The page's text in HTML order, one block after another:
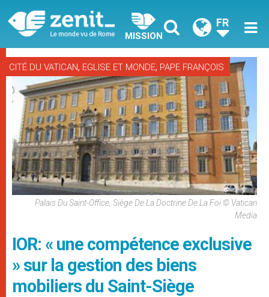
MISSION
FR
CITÉ DU VATICAN, EGLISE ET MONDE, PAPE FRANÇOIS
Palais Du Saint-Office, Siège De La Doctrine De La Foi © Vatican
Media
IOR: « une compétence exclusive
» sur la gestion des biens
mobiliers du Saint-Siège